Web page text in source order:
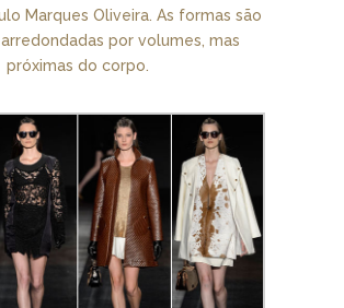
Marques Oliveira. As formas são
por volumes, mas
próximas do corpo.